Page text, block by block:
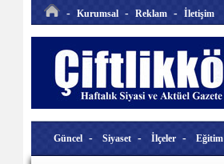
- Kurumsal - Reklam - İletişim
Güncel - Siyaset - İlçeler - Eğitim